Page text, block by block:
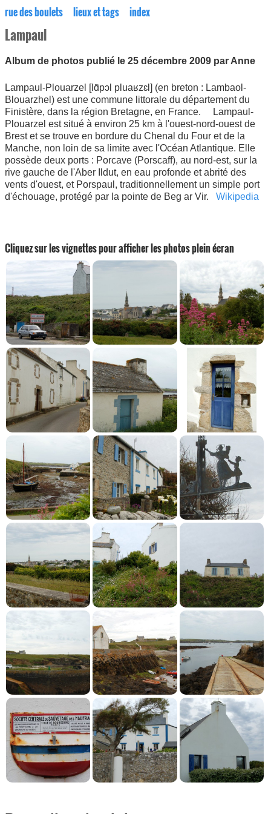
rue des boulets lieux et tags index
Lampaul
Album de photos publié le 25 décembre 2009 par Anne
Lampaul-Plouarzel [lɑ̃pɔl pluaʁzɛl] (en breton : Lambaol-
Blouarzhel) est une commune littorale du département du
Finistère, dans la région Bretagne, en France. Lampaul-
Plouarzel est situé à environ 25 km à l'ouest-nord-ouest de
Brest et se trouve en bordure du Chenal du Four et de la
Manche, non loin de sa limite avec l'Océan Atlantique. Elle
possède deux ports : Porcave (Porscaff), au nord-est, sur la
rive gauche de l'Aber Ildut, en eau profonde et abrité des
vents d'ouest, et Porspaul, traditionnellement un simple port
d'échouage, protégé par la pointe de Beg ar Vir. Wikipedia
Cliquez sur les vignettes pour afficher les photos plein écran